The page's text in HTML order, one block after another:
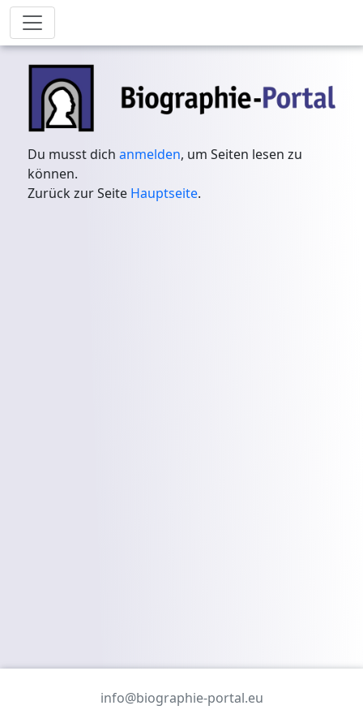
Du musst dichanmelden, um Seiten lesen zu
können.
Zurück zur Seite Hauptseite.
info@biographie-portal.eu